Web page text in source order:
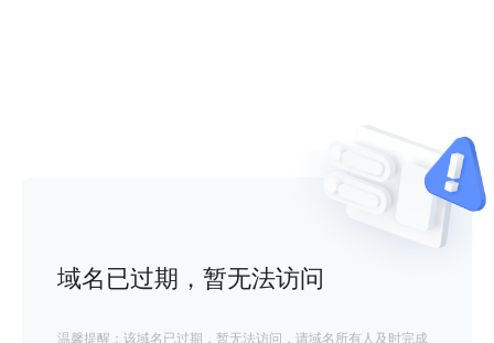
域名已过期，暂无法访问
温馨提醒：该域名已过期，暂无法访问，请域名所有人及时完成